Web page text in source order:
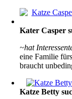
Kater Casper
~hat
eine Familie
braucht
Katze Betty